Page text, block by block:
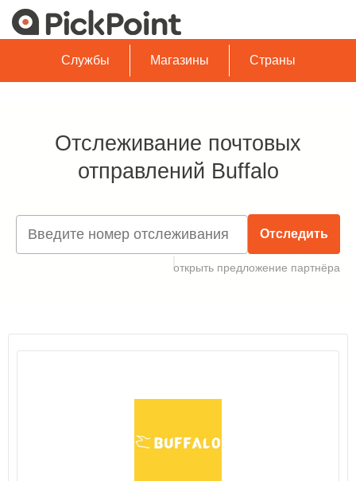
Службы Магазины Страны
Отслеживание почтовых
отправлений Buffalo
Отследить
открыть предложение партнёра